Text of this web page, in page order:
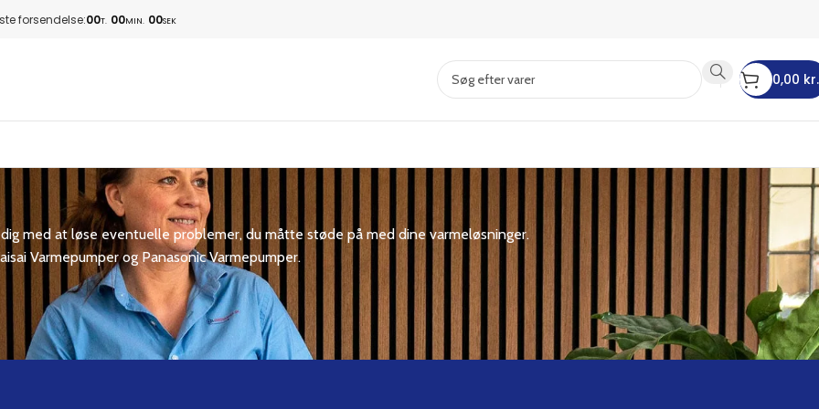
forsendelse:00T. 00MIN. 00SEK
0,00 kr.
med at løse eventuelle problemer, du måtte støde på med dine varmeløsninger.
Varmepumper og Panasonic Varmepumper.